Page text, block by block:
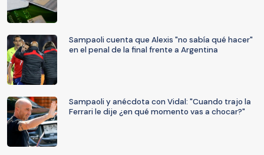
Sampaoli cuenta que Alexis "no sabía qué hacer"
en el penal de la final frente a Argentina
Sampaoli y anécdota con Vidal: "Cuando trajo la
Ferrari le dije ¿en qué momento vas a chocar?"